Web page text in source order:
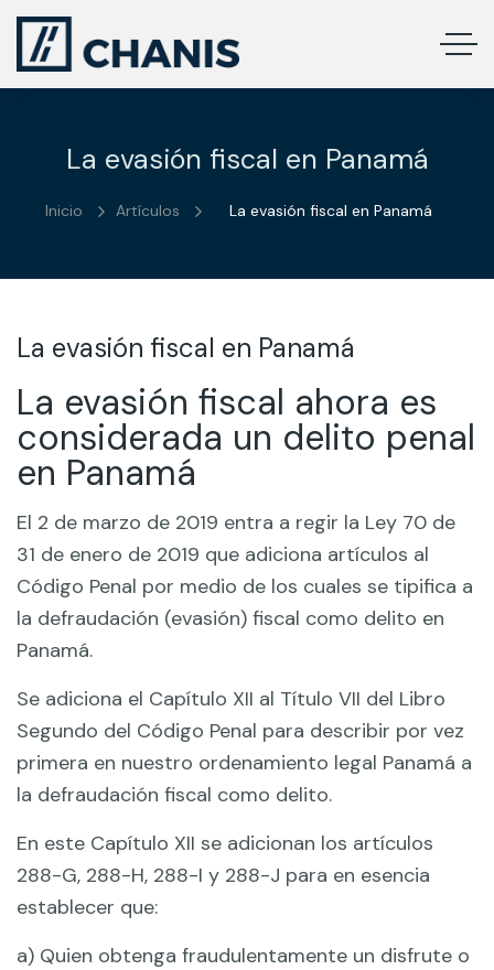
La evasión fiscal en Panamá
Inicio Artículos La evasión fiscal en Panamá
La evasión fiscal en Panamá
La evasión fiscal ahora es
considerada un delito penal
en Panamá
El 2 de marzo de 2019 entra a regir la Ley 70 de
31 de enero de 2019 que adiciona artículos al
Código Penal por medio de los cuales se tipifica a
la defraudación (evasión) fiscal como delito en
Panamá.
Se adiciona el Capítulo XII al Título VII del Libro
Segundo del Código Penal para describir por vez
primera en nuestro ordenamiento legal Panamá a
la defraudación fiscal como delito.
En este Capítulo XII se adicionan los artículos
288-G, 288-H, 288-I y 288-J para en esencia
establecer que:
a) Quien obtenga fraudulentamente un disfrute o